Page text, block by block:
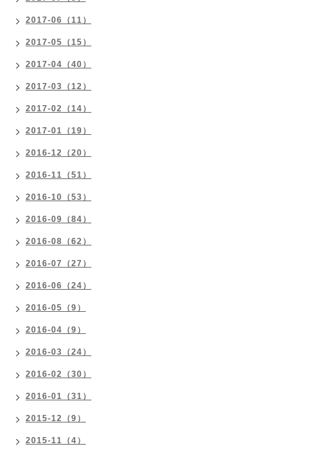
2017-06（11）
2017-05（15）
2017-04（40）
2017-03（12）
2017-02（14）
2017-01（19）
2016-12（20）
2016-11（51）
2016-10（53）
2016-09（84）
2016-08（62）
2016-07（27）
2016-06（24）
2016-05（9）
2016-04（9）
2016-03（24）
2016-02（30）
2016-01（31）
2015-12（9）
2015-11（4）